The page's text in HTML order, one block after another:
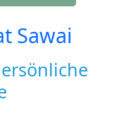
Sawai